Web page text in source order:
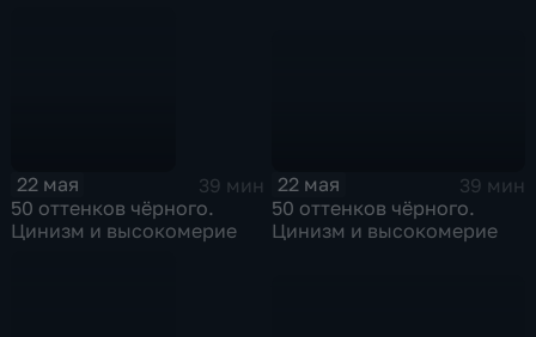
22 мая
39 мин
50 оттенков чёрного.
Цинизм и высокомерие
22 мая
39 мин
50 оттенков чёрного.
Цинизм и высокомерие